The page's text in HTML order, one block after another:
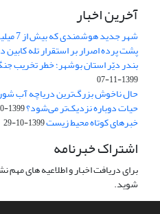
آخرین اخبار
شهر جدید هوشمندی که بیش از 7 میلیون گیاه دارد
پشت پرده اصرار بر استقرار تله
بندر دیّر استان بوشهر؛ خطر تخریب
1399-11-07
حال ناخوش بزرگ‌ترین دریاچه آب شور
حیات دوباره نزدیک‌تر می‌شود؟1399-10-30
خبرهای کوتاه محیط زیست1399-10-29
اشتراک خبرنامه
برای دریافت اخبار و اطلاعیه های
شوید.